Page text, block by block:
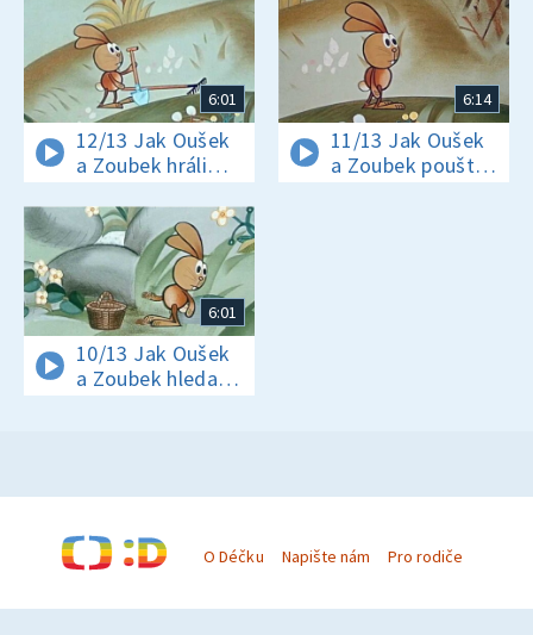
6:01
12/13 Jak Oušek
a Zoubek hráli
kopanou
6:14
11/13 Jak Oušek
a Zoubek pouštěli
draka
6:01
10/13 Jak Oušek
a Zoubek hledali
houby
O Déčku Napište nám Pro rodiče